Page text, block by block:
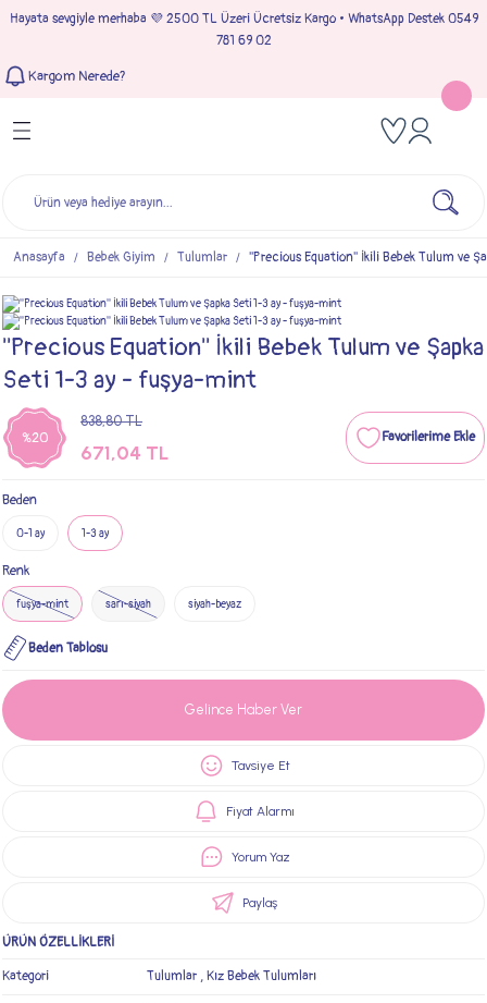
Hayata sevgiyle merhaba 💜 2500 TL Üzeri Ücretsiz Kargo • WhatsApp Destek 0549
781 69 02
Kargom Nerede?
Geri Dön
Geri Dön
Geri Dön
Geri Dön
Anasayfa Bebek Giyim Tulumlar ''Precious Equation'' İkili Bebek Tulum ve
''Precious Equation'' İkili Bebek Tulum ve Şapka
Seti 1-3 ay - fuşya-mint
%20
838,80 TL
671,04 TL
Beden
0-1 ay 1-3 ay
Renk
fuşya-mint sarı-siyah siyah-beyaz
Beden Tablosu
Gelince Haber Ver
Tavsiye Et
Fiyat Alarmı
Yorum Yaz
Paylaş
ÜRÜN ÖZELLİKLERİ
Kategori Tulumlar ,Kız Bebek Tulumları